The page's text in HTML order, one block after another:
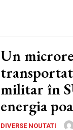
Un
militar în
energia
DIVERSE NOUTATI